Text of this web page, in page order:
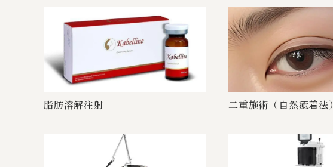
脂肪 溶 解 注 射 二重施術（自然 癒 着 法 ）